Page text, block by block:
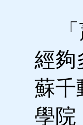
「
經夠
蘇千
學院